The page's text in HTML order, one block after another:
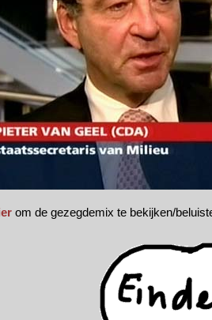
om de gezegdemix te bekijken/